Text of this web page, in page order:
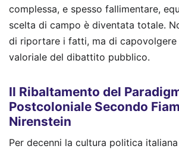
complessa, e spesso fallimentare,
scelta di campo è diventata totale.
di riportare i fatti, ma di capovolgere
valoriale del dibattito pubblico.
Il Ribaltamento del
Postcoloniale Secondo
Nirenstein
Per decenni la cultura politica